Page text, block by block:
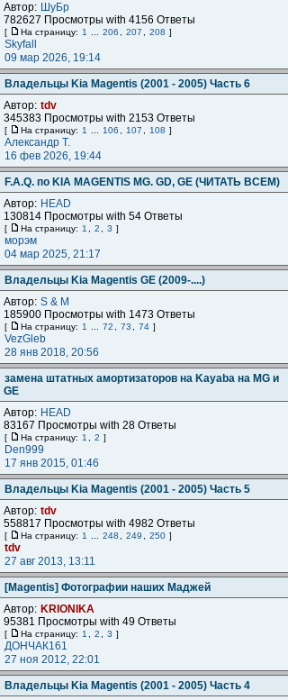
Автор: ШуБр
782627 Просмотры with 4156 Ответы
[ На страницу: 1 206 207 208 ]
Skyfall
09 мар 2026, 19:14
Владельцы Kia Magentis (2001 - 2005) Часть 6
Автор: tdv
345383 Просмотры with 2153 Ответы
[ На страницу: 1 106 107 108 ]
Александр Т.
16 фев 2026, 19:44
F.A.Q. по KIA MAGENTIS MG. GD, GE (ЧИТАТЬ ВСЕМ)
Автор: HEAD
130814 Просмотры with 54 Ответы
[ На страницу: 1 2 3 ]
морэм
04 мар 2025, 21:17
Владельцы Kia Magentis GE (2009-....)
Автор: S & M
185900 Просмотры with 1473 Ответы
[ На страницу: 1 72 73 74 ]
VezGleb
28 янв 2018, 20:56
замена штатных амортизаторов на Kayaba на MG и
GE
Автор: HEAD
83167 Просмотры with 28 Ответы
[ На страницу: 1 2 ]
Den999
17 янв 2015, 01:46
Владельцы Kia Magentis (2001 - 2005) Часть 5
Автор: tdv
558817 Просмотры with 4982 Ответы
[ На страницу: 1 248 249 250 ]
tdv
27 авг 2013, 13:11
[Magentis] Фотографии наших Маджей
Автор: KRIONIKA
95381 Просмотры with 49 Ответы
[ На страницу: 1 2 3 ]
ДОНЧАК161
27 ноя 2012, 22:01
Владельцы Kia Magentis (2001 - 2005) Часть 4